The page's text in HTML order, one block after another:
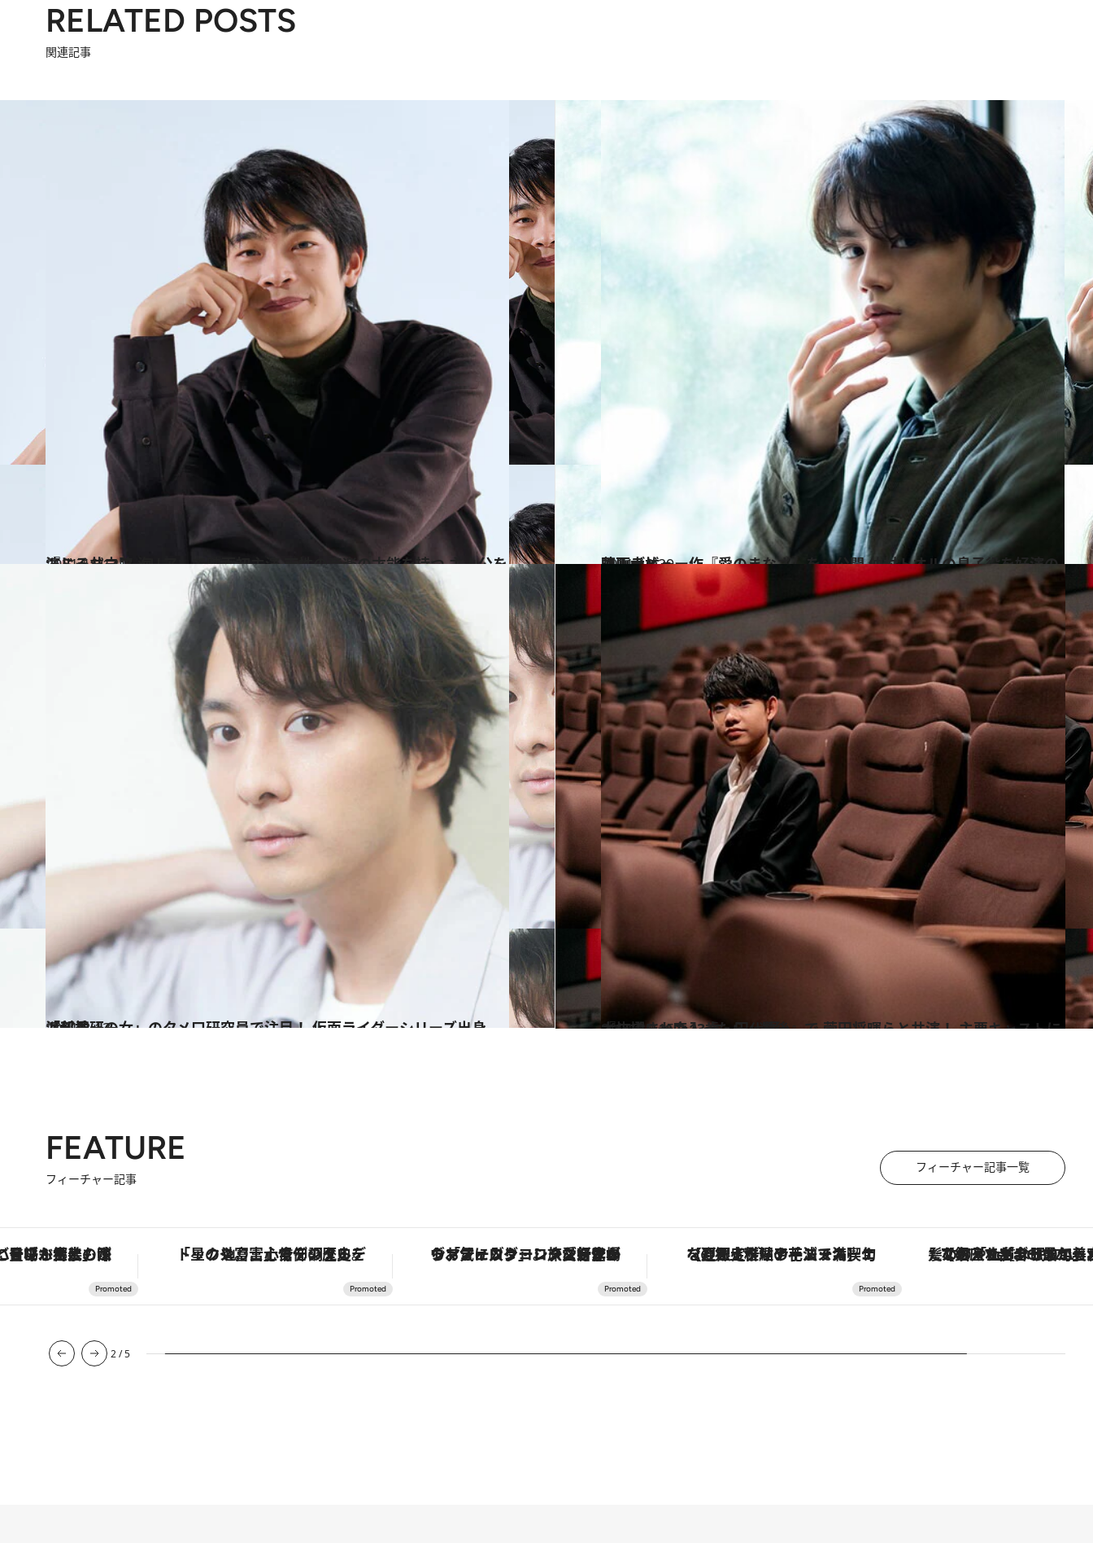
RELATED POSTS
関連記事
2021.11.12
『ミュジコフィリア』で映画初主演 天性の音楽の才能を持つ 主人公を演じる井之脇 海
カルチャー 2021.10.29
映画デビュー作『愛のまなざしを』公開 仲村トオルの息子役を好演の藤原大祐
カルチャー
2021.8.13
「科捜研の女」のタメ口研究員で注目！ 仮面ライダーシリーズ出身、渡部秀
カルチャー 2021.10.15
『CUBE 一度入ったら、最後』で 菅田将暉らと共演！ 主要キャストに 大抜擢された13歳、田代輝
カルチャー
FEATURE
フィーチャー記事
フィーチャー記事一覧
「土佐和ハーブかき氷」がOMO7高知に登場！生姜、山椒、大葉など目にも舌にも涼を呼ぶ郷土の味 「星のや富士」でデジタルデトックス。冨士信仰の歴史を辿り、心身を調える。 ヴァシュロン・コンスタンタン「オーヴァーシーズ・オートマティック」。旅愛好家のお気に入りコレクションから、ジェンダーレスな新作が登場 【夏限定ディナーコース】旬を迎える稚鮎や花ズッキーニなどをイタリア・トスカーナの郷土料理の手法で満喫！
2/5